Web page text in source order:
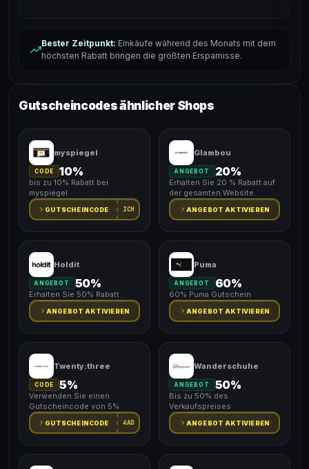
Bester Zeitpunkt: Einkäufe während des Monats mit dem
höchsten Rabatt bringen die größten Ersparnisse.
Gutscheincodes ähnlicher Shops
myspiegel
CODE 10%
bis zu 10% Rabatt bei
myspiegel
GUTSCHEINCODE ICH
Glambou
ANGEBOT 20%
Erhalten Sie 20 % Rabatt auf
der gesamten Website.
ANGEBOT AKTIVIEREN
Holdit
ANGEBOT 50%
Erhalten Sie 50% Rabatt.
ANGEBOT AKTIVIEREN
Puma
ANGEBOT 60%
60% Puma Gutschein
ANGEBOT AKTIVIEREN
Twenty:three
CODE 5%
Verwenden Sie einen
Gutscheincode von 5%
GUTSCHEINCODE 4AD
Wanderschuhe
ANGEBOT 50%
Bis zu 50% des
Verkaufspreises
ANGEBOT AKTIVIEREN